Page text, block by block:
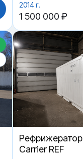
2014 г.
1 500 000 ₽
Carrier REF